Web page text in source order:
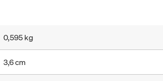
0,595 kg
3,6 cm